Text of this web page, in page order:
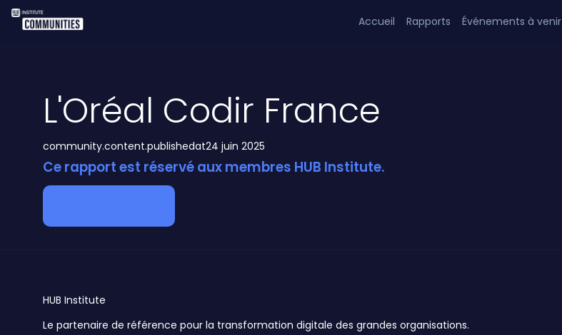
Accueil Rapports Événements à venir
L'Oréal Codir France
community.content.publishedat24 juin 2025
Ce rapport est réservé aux membres HUB Institute.
HUB Institute
Le partenaire de référence pour la transformation digitale des grandes organisations.